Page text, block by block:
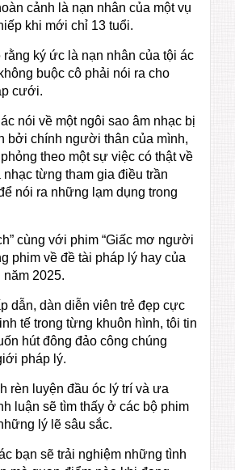
cảnh là nạn nhân của một vụ
khi mới chỉ 13 tuổi.
ký ức là nạn nhân của tội ác
buộc cô phải nói ra cho
cưới.
nói về một ngôi sao âm nhạc bị
bởi chính người thân của mình,
theo một sự việc có thật về
nhạc từng tham gia điều trần
nói ra những lạm dụng trong
cùng với phim “Giấc mơ người
phim về đề tài pháp lý hay của
năm 2025.
dẫn, dàn diễn viên trẻ đẹp cực
tế trong từng khuôn hình, tôi tin
hút đông đảo công chúng
pháp lý.
rèn luyện đầu óc lý trí và ưa
luận sẽ tìm thấy ở các bộ phim
lý lẽ sâu sắc.
bạn sẽ trải nghiệm những tình